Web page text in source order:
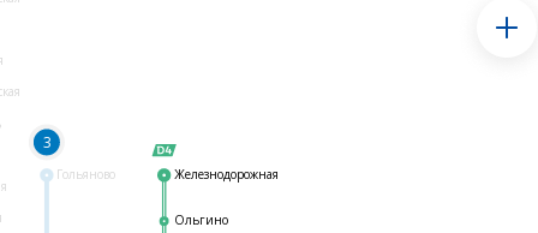
Гольяново
3
Железнодорожная
Ольгино